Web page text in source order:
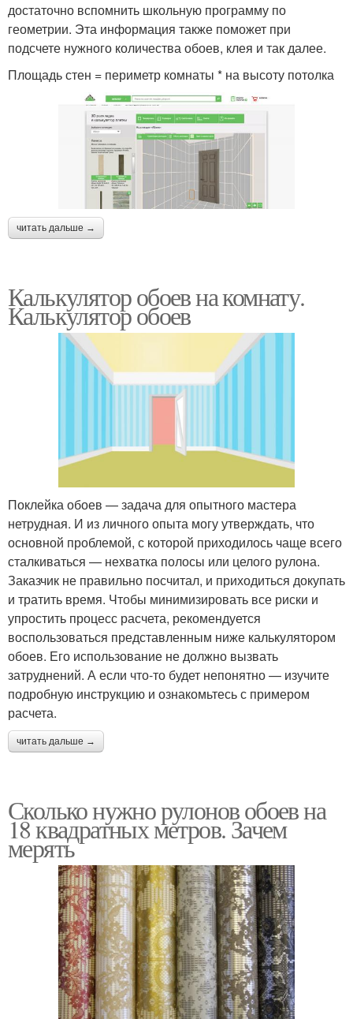
достаточно вспомнить школьную программу по
геометрии. Эта информация также поможет при
подсчете нужного количества обоев, клея и так далее.
Площадь стен = периметр комнаты * на высоту потолка
читать дальше →
Калькулятор обоев на комнату.
Калькулятор обоев
Поклейка обоев — задача для опытного мастера
нетрудная. И из личного опыта могу утверждать, что
основной проблемой, с которой приходилось чаще всего
сталкиваться — нехватка полосы или целого рулона.
Заказчик не правильно посчитал, и приходиться докупать
и тратить время. Чтобы минимизировать все риски и
упростить процесс расчета, рекомендуется
воспользоваться представленным ниже калькулятором
обоев. Его использование не должно вызвать
затруднений. А если что-то будет непонятно — изучите
подробную инструкцию и ознакомьтесь с примером
расчета.
читать дальше →
Сколько нужно рулонов обоев на
18 квадратных метров. Зачем
мерять